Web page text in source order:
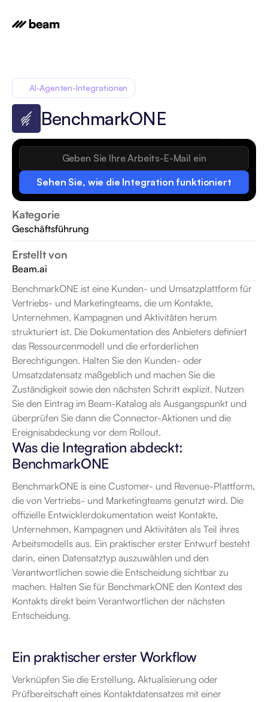
Sehen Sie, wie die Integration funktioniert
Kategorie
Geschäftsführung
Erstellt von
Beam.ai
AI-Agenten-Integrationen
BenchmarkONE
BenchmarkONE ist eine Kunden- und Umsatzplattform für
Vertriebs- und Marketingteams, die um Kontakte,
Unternehmen, Kampagnen und Aktivitäten herum
strukturiert ist. Die Dokumentation des Anbieters definiert
das Ressourcenmodell und die erforderlichen
Berechtigungen. Halten Sie den Kunden- oder
Umsatzdatensatz maßgeblich und machen Sie die
Zuständigkeit sowie den nächsten Schritt explizit. Nutzen
Sie den Eintrag im Beam-Katalog als Ausgangspunkt und
überprüfen Sie dann die Connector-Aktionen und die
Ereignisabdeckung vor dem Rollout.
Was die Integration abdeckt:
BenchmarkONE
BenchmarkONE is eine Customer- und Revenue-Plattform,
die von Vertriebs- und Marketingteams genutzt wird. Die
offizielle Entwicklerdokumentation weist Kontakte,
Unternehmen, Kampagnen und Aktivitäten als Teil ihres
Arbeitsmodells aus. Ein praktischer erster Entwurf besteht
darin, einen Datensatztyp auszuwählen und den
Verantwortlichen sowie die Entscheidung sichtbar zu
machen. Halten Sie für BenchmarkONE den Kontext des
Kontakts direkt beim Verantwortlichen der nächsten
Entscheidung.
Ein praktischer erster Workflow
Verknüpfen Sie die Erstellung, Aktualisierung oder
Prüfbereitschaft eines Kontaktdatensatzes mit einer